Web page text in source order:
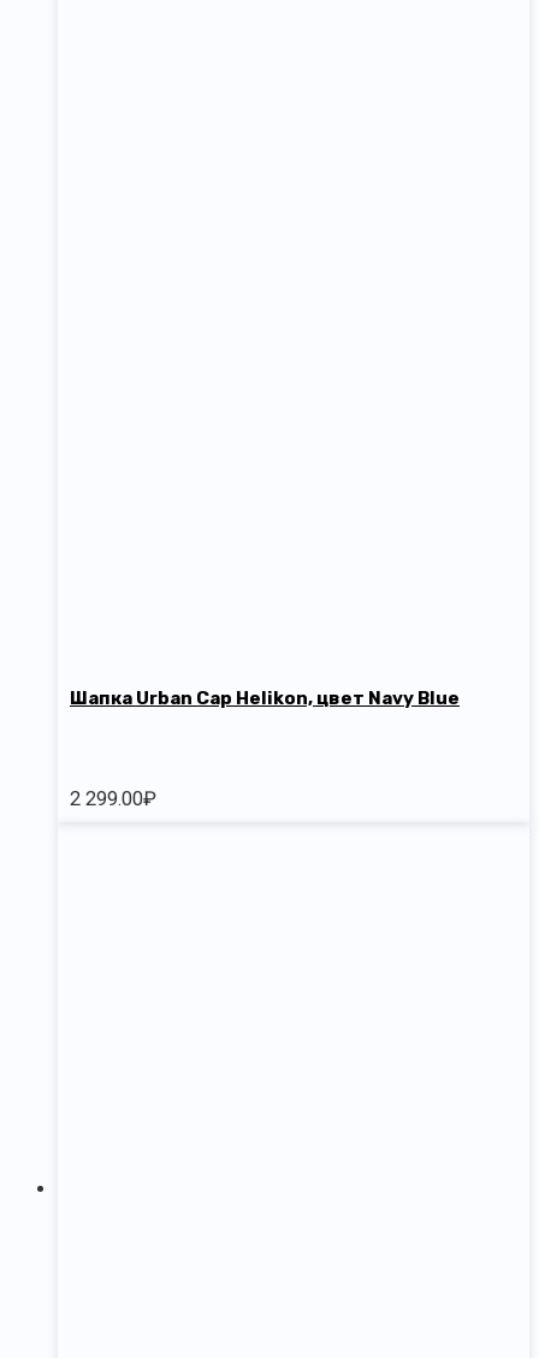
Шапка Urban Cap Helikon, цвет Navy Blue
2 299.00₽